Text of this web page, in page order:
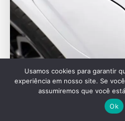
MERCADO
Audi prepara guinada
de estratégia puramente
Usamos cookies para garantir
experiência em nosso site. Se
assumiremos que você
Ok